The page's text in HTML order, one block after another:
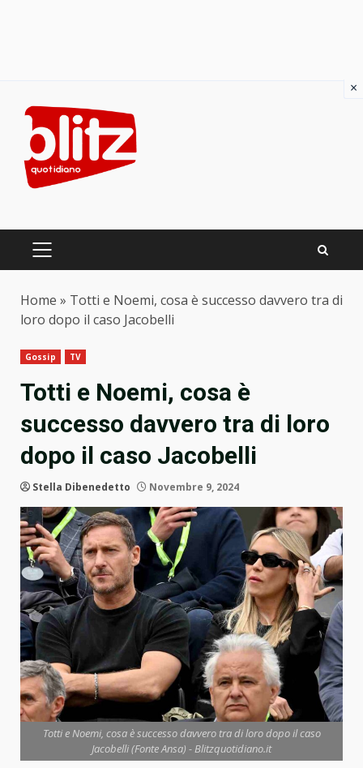
content
PRIMARY
Home » Totti e Noemi, cosa è successo davvero tra di
loro dopo il caso Jacobelli
Gossip TV
Totti e Noemi, cosa è
successo davvero tra di loro
dopo il caso Jacobelli
Stella Dibenedetto Novembre 9, 2024
Totti e Noemi, cosa è successo davvero tra di loro dopo il caso
Jacobelli (Fonte Ansa) - Blitzquotidiano.it
×